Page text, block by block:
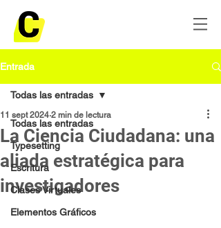
Entrada
Todas las entradas
Typesetting
Escritura
Clases Virtuales
Elementos Gráficos
Todas las entradas
La Ciencia Ciudadana: una
aliada estratégica para
investigadores
11 sept 2024 2 min de lectura